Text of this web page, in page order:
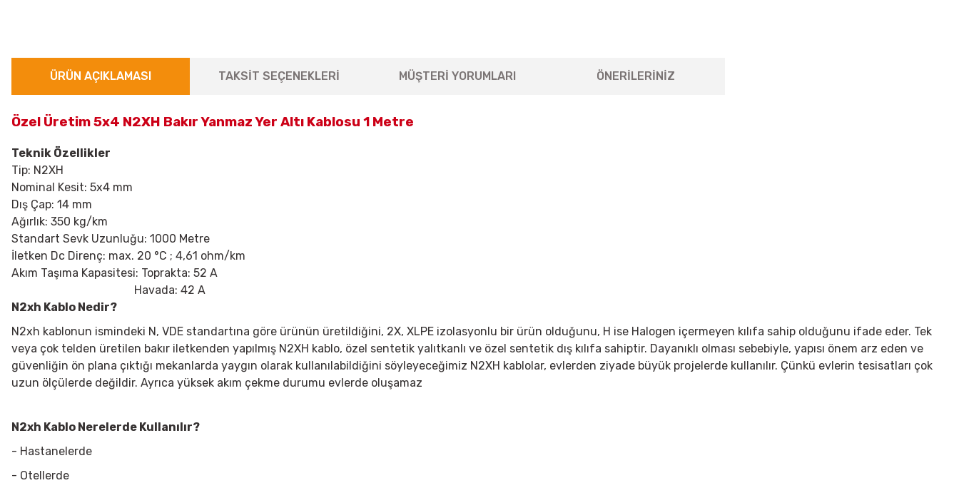
ÜRÜN AÇIKLAMASI TAKSİT SEÇENEKLERİ MÜŞTERİ YORUMLARI ÖNERİLERİNİZ
Özel Üretim 5x4 N2XH Bakır Yanmaz Yer Altı Kablosu 1 Metre
Teknik Özellikler
Tip: N2XH
Nominal Kesit: 5x4 mm
Dış Çap: 14 mm
Ağırlık: 350 kg/km
Standart Sevk Uzunluğu: 1000 Metre
İletken Dc Direnç: max. 20 °C ; 4,61 ohm/km
Akım Taşıma Kapasitesi: Toprakta: 52 A
Havada: 42 A
N2xh Kablo Nedir?
N2xh kablonun ismindeki N, VDE standartına göre ürünün üretildiğini, 2X, XLPE izolasyonlu bir ürün olduğunu, H ise Halogen içermeyen kılıfa sahip olduğunu ifade eder. Tek
veya çok telden üretilen bakır iletkenden yapılmış N2XH kablo, özel sentetik yalıtkanlı ve özel sentetik dış kılıfa sahiptir. Dayanıklı olması sebebiyle, yapısı önem arz eden ve
güvenliğin ön plana çıktığı mekanlarda yaygın olarak kullanılabildiğini söyleyeceğimiz N2XH kablolar, evlerden ziyade büyük projelerde kullanılır. Çünkü evlerin tesisatları çok
uzun ölçülerde değildir. Ayrıca yüksek akım çekme durumu evlerde oluşamaz
N2xh Kablo Nerelerde Kullanılır?
- Hastanelerde
- Otellerde